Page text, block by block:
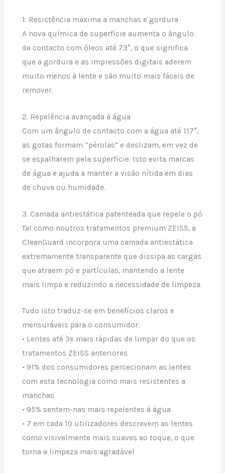
1. Resistência máxima a manchas e gordura
A nova química de superfície aumenta o ângulo
de contacto com óleos até 73°, o que significa
que a gordura e as impressões digitais aderem
muito menos à lente e são muito mais fáceis de
remover.
2. Repelência avançada à água
Com um ângulo de contacto com a água até 117°,
as gotas formam “pérolas” e deslizam, em vez de
se espalharem pela superfície. Isto evita marcas
de água e ajuda a manter a visão nítida em dias
de chuva ou humidade.
3. Camada antiestática patenteada que repele o pó
Tal como noutros tratamentos premium ZEISS, a
CleanGuard incorpora uma camada antiestática
extremamente transparente que dissipa as cargas
que atraem pó e partículas, mantendo a lente
mais limpa e reduzindo a necessidade de limpeza.
Tudo isto traduz-se em benefícios claros e
mensuráveis para o consumidor:
• Lentes até 3x mais rápidas de limpar do que os
tratamentos ZEISS anteriores
• 91% dos consumidores percecionam as lentes
com esta tecnologia como mais resistentes a
manchas
• 95% sentem-nas mais repelentes à água
• 7 em cada 10 utilizadores descrevem as lentes
como visivelmente mais suaves ao toque, o que
torna a limpeza mais agradável